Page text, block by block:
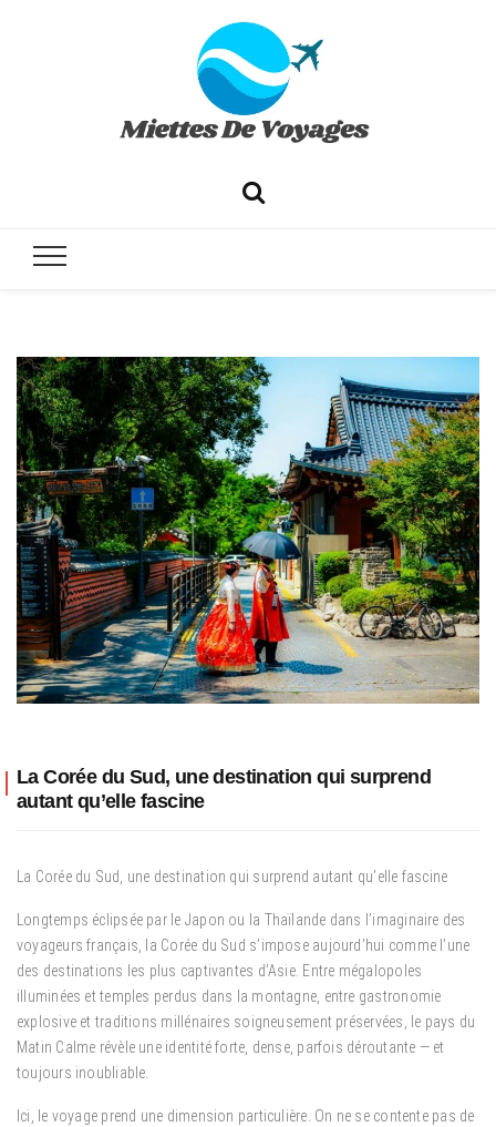
La Corée du Sud, une destination qui surprend
autant qu’elle fascine
La Corée du Sud, une destination qui surprend autant qu’elle fascine
Longtemps éclipsée par le Japon ou la Thaïlande dans l’imaginaire des
voyageurs français, la Corée du Sud s’impose aujourd’hui comme l’une
des destinations les plus captivantes d’Asie. Entre mégalopoles
illuminées et temples perdus dans la montagne, entre gastronomie
explosive et traditions millénaires soigneusement préservées, le pays du
Matin Calme révèle une identité forte, dense, parfois déroutante — et
toujours inoubliable.
Ici, le voyage prend une dimension particulière. On ne se contente pas de